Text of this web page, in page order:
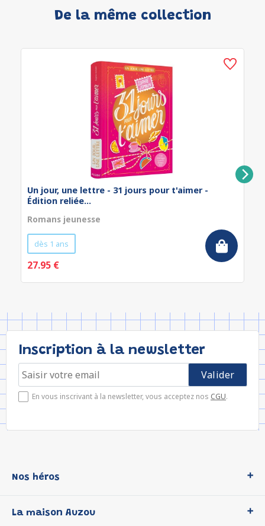
De la même collection
Un jour, une lettre - 31 jours pour t'aimer -
Édition reliée...
Romans jeunesse
dès 1 ans
27.95 €
Inscription à la newsletter
En vous inscrivant à la newsletter, vous acceptez nos CGU.
Nos héros
P'tit Loup
La maison Auzou